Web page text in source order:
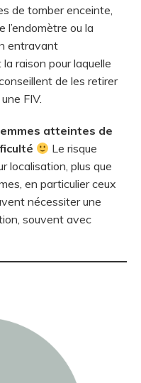
de tomber enceinte,
ou la
entravant
la raison pour laquelle
de les retirer
FIV.
atteintes de
Le risque
localisation, plus que
en particulier ceux
nécessiter une
souvent avec